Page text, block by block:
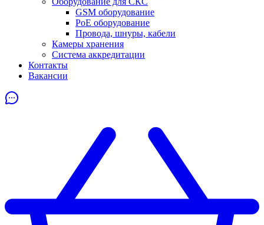
GSM оборудование
PoE оборудование
Провода, шнуры, кабели
Камеры хранения
Система аккредитации
Контакты
Вакансии